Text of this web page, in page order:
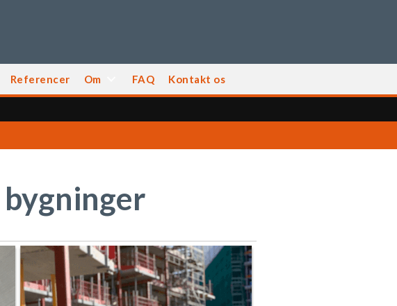
Referencer Om FAQ Kontakt os